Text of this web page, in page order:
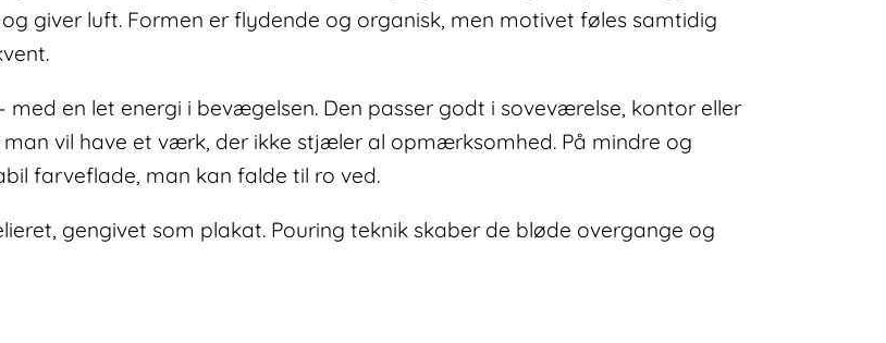
giver luft. Formen er flydende og organisk, men motivet føles samtidig
en let energi i bevægelsen. Den passer godt i soveværelse, kontor eller
vil have et værk, der ikke stjæler al opmærksomhed. På mindre og
farveflade, man kan falde til ro ved.
gengivet som plakat. Pouring teknik skaber de bløde overgange og